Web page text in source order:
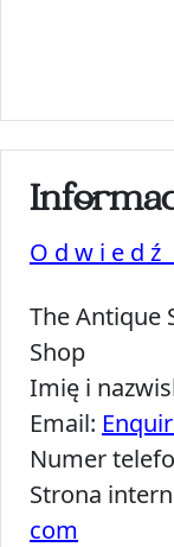
The Antique
Shop
Imię i
Email:
Numer
Strona
com